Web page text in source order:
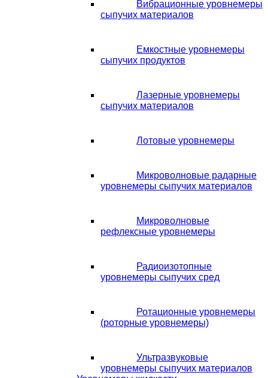
Вибрационные уровнемеры
сыпучих материалов
Емкостные уровнемеры
сыпучих продуктов
Лазерные уровнемеры
сыпучих материалов
Лотовые уровнемеры
Микроволновые радарные
уровнемеры сыпучих материалов
Микроволновые
рефлексные уровнемеры
Радиоизотопные
уровнемеры сыпучих сред
Ротационные уровнемеры
(роторные уровнемеры)
Ультразвуковые
уровнемеры сыпучих материалов